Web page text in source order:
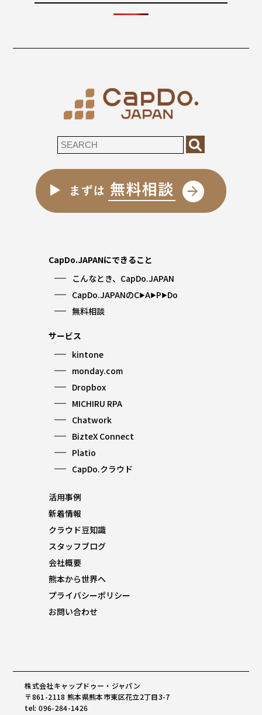
CapDo.JAPANにできること
こんなとき、CapDo.JAPAN
CapDo.JAPANのC▶︎A▶︎P▶︎Do
無料相談
サービス
kintone
monday.com
Dropbox
MICHIRU RPA
Chatwork
BizteX Connect
Platio
CapDo.クラウド
活用事例
新着情報
クラウド豆知識
スタッフブログ
会社概要
熊本から世界へ
プライバシーポリシー
お問い合わせ
株式会社キャップドゥー・ジャパン
〒861-2118 熊本県熊本市東区花立2丁目3-7
tel: 096-284-1426